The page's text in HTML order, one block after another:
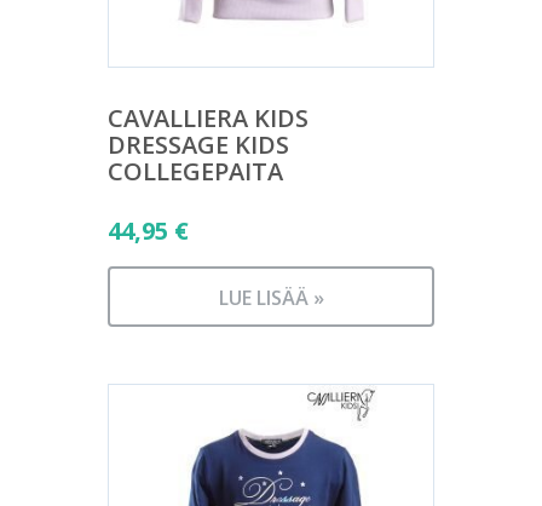
CAVALLIERA KIDS
DRESSAGE KIDS
COLLEGEPAITA
44,95 €
LUE LISÄÄ »